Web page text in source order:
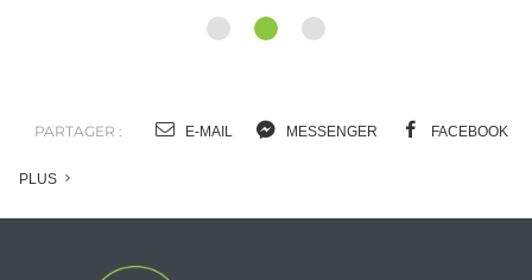
PARTAGER : E-MAIL MESSENGER FACEBOOK
PLUS